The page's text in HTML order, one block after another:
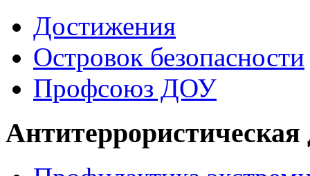
Достижения
Островок безопасности
Профсоюз ДОУ
Антитеррористическая